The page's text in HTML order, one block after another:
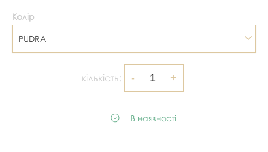
Колір
PUDRA
кількість:
В наявності